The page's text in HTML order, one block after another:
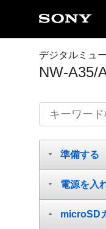
デジタルミュ
NW-A35/
準備する
電源を入
microSD